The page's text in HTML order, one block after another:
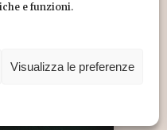
e funzioni.
Visualizza le preferenze